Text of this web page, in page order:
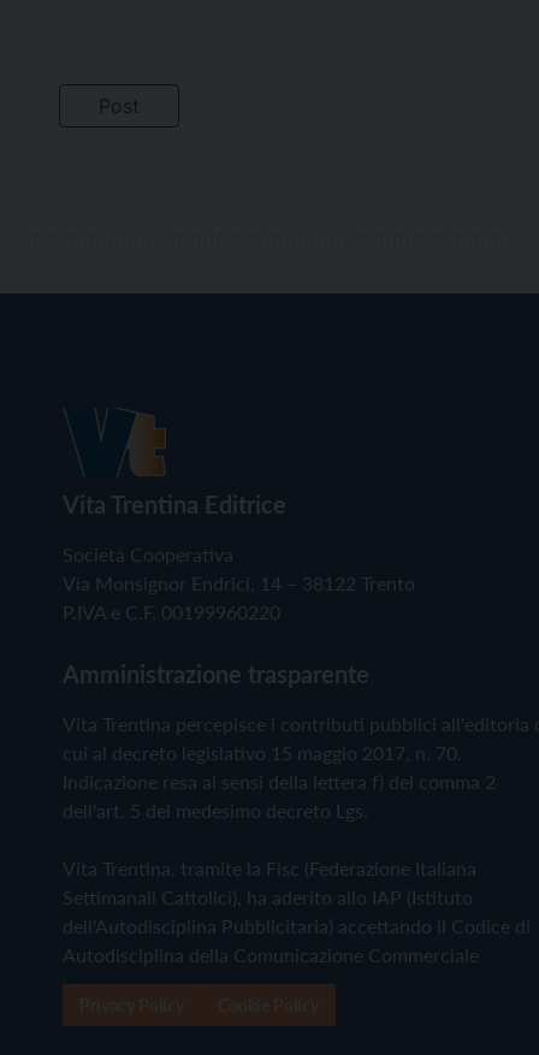
Vita Trentina Editrice
Società Cooperativa
Via Monsignor Endrici, 14 – 38122 Trento
P.IVA e C.F. 00199960220
Amministrazione trasparente
Vita Trentina percepisce i contributi pubblici all'editoria
cui al decreto legislativo 15 maggio 2017, n. 70.
Indicazione resa ai sensi della lettera f) del comma 2
dell'art. 5 del medesimo decreto Lgs.
Vita Trentina, tramite la Fisc (Federazione Italiana
Settimanali Cattolici), ha aderito allo IAP (Istituto
dell'Autodisciplina Pubblicitaria) accettando il Codice di
Autodisciplina della Comunicazione Commerciale